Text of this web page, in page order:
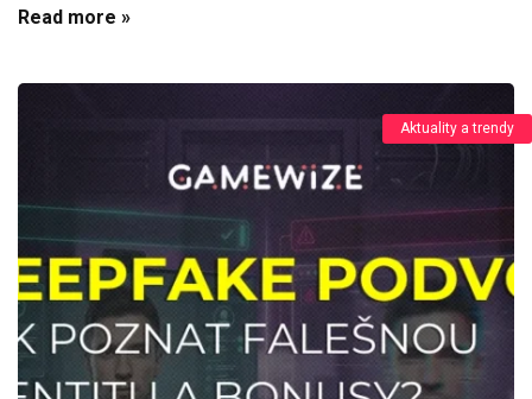
Read more »
Aktuality a trendy